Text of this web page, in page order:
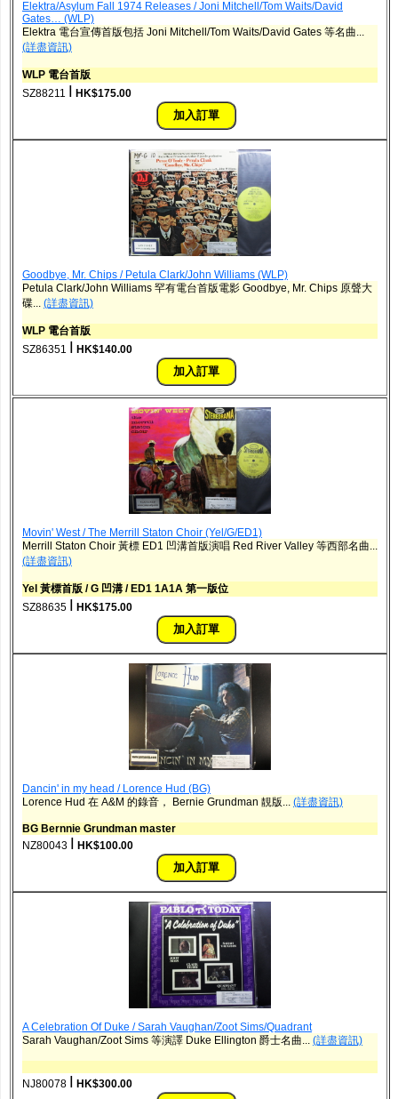
Elektra/Asylum Fall 1974 Releases / Joni Mitchell/Tom Waits/David
Gates… (WLP)
Elektra 電台宣傳首版包括 Joni Mitchell/Tom Waits/David Gates 等名曲...
(詳盡資訊)
WLP 電台首版
SZ88211 ǀ HK$175.00
Goodbye, Mr. Chips / Petula Clark/John Williams (WLP)
Petula Clark/John Williams 罕有電台首版電影 Goodbye, Mr. Chips 原聲大
碟... (詳盡資訊)
WLP 電台首版
SZ86351 ǀ HK$140.00
Movin' West / The Merrill Staton Choir ‎(Yel/G/ED1)
Merrill Staton Choir 黃標 ED1 凹溝首版演唱 Red River Valley 等西部名曲...
(詳盡資訊)
Yel 黃標首版 / G 凹溝 / ED1 1A1A 第一版位
SZ88635 ǀ HK$175.00
Dancin' in my head / Lorence Hud (BG)
Lorence Hud 在 A&M 的錄音， Bernie Grundman 靚版... (詳盡資訊)
BG Bernnie Grundman master
NZ80043 ǀ HK$100.00
A Celebration Of Duke / Sarah Vaughan/Zoot Sims/Quadrant
Sarah Vaughan/Zoot Sims 等演譯 Duke Ellington 爵士名曲... (詳盡資訊)
NJ80078 ǀ HK$300.00